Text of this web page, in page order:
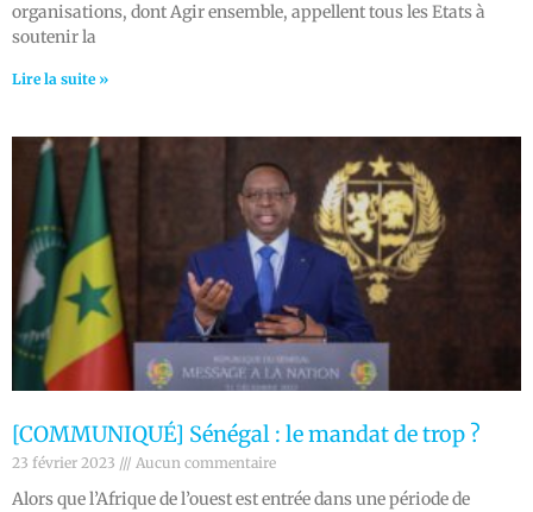
organisations, dont Agir ensemble, appellent tous les Etats à
soutenir la
Lire la suite »
[COMMUNIQUÉ] Sénégal : le mandat de trop ?
23 février 2023 Aucun commentaire
Alors que l’Afrique de l’ouest est entrée dans une période de